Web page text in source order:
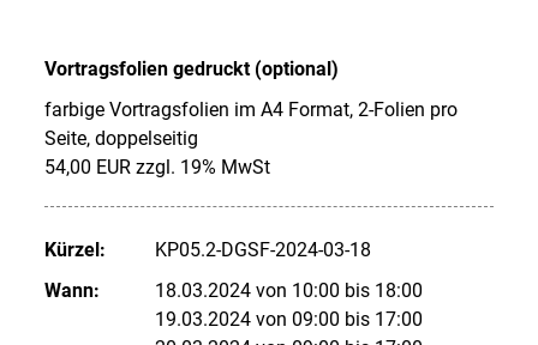
Vortragsfolien gedruckt (optional)
farbige Vortragsfolien im A4 Format, 2-Folien pro
Seite, doppelseitig
54,00 EUR zzgl. 19% MwSt
Kürzel:
KP05.2-DGSF-2024-03-18
Wann:
18.03.2024 von 10:00 bis 18:00
19.03.2024 von 09:00 bis 17:00